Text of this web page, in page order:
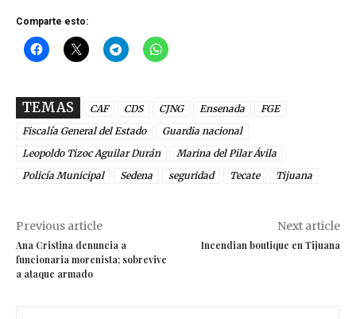
Comparte esto:
TEMAS CAF CDS CJNG Ensenada
FGE
Fiscalía General del Estado
Guardia nacional
Leopoldo Tizoc Aguilar Durán
Marina del Pilar Ávila
Policía Municipal
Sedena seguridad Tecate Tijuana
Previous article
Ana Cristina denuncia a
funcionaria morenista; sobrevive
a ataque armado
Next article
Incendian boutique en Tijuana